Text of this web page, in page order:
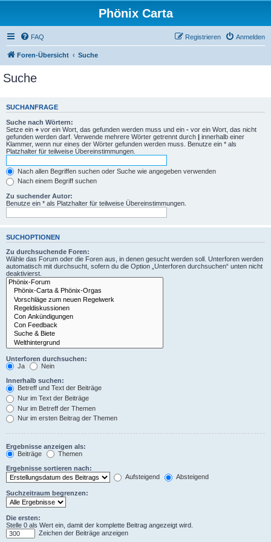
Phönix Carta
FAQ Anmelden
Registrieren
Foren-Übersicht Suche
Suche
SUCHANFRAGE
Suche nach Wörtern:
Setze ein + vor ein Wort, das gefunden werden muss und ein - vor ein Wort, das nicht
gefunden werden darf. Verwende mehrere Wörter getrennt durch | innerhalb einer
Klammer, wenn nur eines der Wörter gefunden werden muss. Benutze ein * als
Platzhalter für teilweise Übereinstimmungen.
Nach allen Begriffen suchen oder Suche wie angegeben verwenden
Nach einem Begriff suchen
Zu suchender Autor:
Benutze ein * als Platzhalter für teilweise Übereinstimmungen.
SUCHOPTIONEN
Zu durchsuchende Foren:
Wähle das Forum oder die Foren aus, in denen gesucht werden soll. Unterforen werden
automatisch mit durchsucht, sofern du die Option „Unterforen durchsuchen“ unten nicht
deaktivierst.
Unterforen durchsuchen:
Ja
Nein
Innerhalb suchen:
Betreff und Text der Beiträge
Nur im Text der Beiträge
Nur im Betreff der Themen
Nur im ersten Beitrag der Themen
Ergebnisse anzeigen als:
Beiträge
Themen
Ergebnisse sortieren nach:
Aufsteigend
Absteigend
Suchzeitraum begrenzen:
Die ersten:
Stelle 0 als Wert ein, damit der komplette Beitrag angezeigt wird.
Zeichen der Beiträge anzeigen